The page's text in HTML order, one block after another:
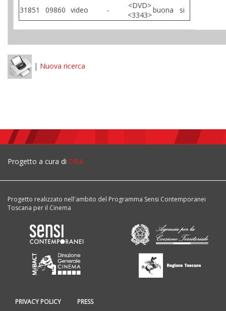
31851 09860 video -
<DVD>
<3343>
buona si
| Nuova ricerca
Progetto a cura di DBA
Progetto realizzato nell'ambito del Programma Sensi Contemporanei
Toscana per il Cinema
PRIVACY POLICY PRESS